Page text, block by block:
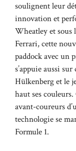
soulignent leur
innovation et
Wheatley et sous
Ferrari, cette
paddock avec un
s’appuie aussi
Hülkenberg et le
haut ses
avant-coureurs
technologie se
Formule 1.